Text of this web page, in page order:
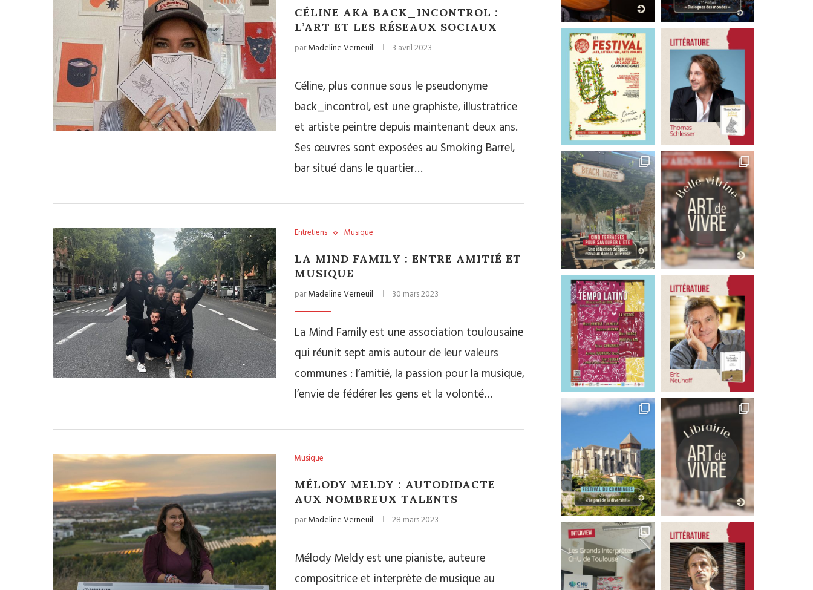
CÉLINE AKA BACK_INCONTROL :
L’ART ET LES RÉSEAUX SOCIAUX
parMadeline Verneuil 3 avril 2023
Céline, plus connue sous le pseudonyme
back_incontrol, est une graphiste, illustratrice
et artiste peintre depuis maintenant deux ans.
Ses œuvres sont exposées au Smoking Barrel,
bar situé dans le quartier…
Entretiens Musique
LA MIND FAMILY : ENTRE AMITIÉ ET
MUSIQUE
parMadeline Verneuil 30 mars 2023
La Mind Family est une association toulousaine
qui réunit sept amis autour de leur valeurs
communes : l’amitié, la passion pour la musique,
l’envie de fédérer les gens et la volonté…
Musique
MÉLODY MELDY : AUTODIDACTE
AUX NOMBREUX TALENTS
parMadeline Verneuil 28 mars 2023
Mélody Meldy est une pianiste, auteure
compositrice et interprète de musique au